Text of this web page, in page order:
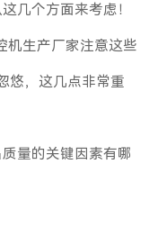
几个方面来考虑！
机生产厂家注意这些
悠，这几点非常重
量的关键因素有哪